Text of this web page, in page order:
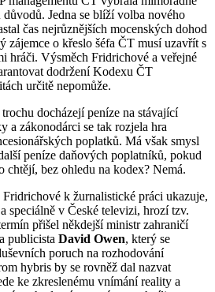
Jedna se blíží volba nového
čas nejrůznějších mocenských dohod
zájemce o křeslo šéfa ČT musí uzavřít s
hráči. Výsměch Fridrichové a veřejné
dodržení Kodexu ČT
určitě nepomůže.
docházejí peníze na stávající
a zákonodárci se tak rozjela hra
poplatků. Má však smysl
peníze daňových poplatníků, pokud
chtějí, bez ohledu na kodex? Nemá.
k žurnalistické práci ukazuje,
speciálně v České televizi, hrozí tzv.
přišel někdejší ministr zahraničí
publicista David Owen, který se
poruch na rozhodování
hybris by se rovněž dal nazvat
ke zkreslenému vnímání reality a